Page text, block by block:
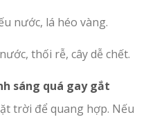
nước, lá héo vàng.
thối rễ, cây dễ chết.
sáng quá gay gắt
trời để quang hợp. Nếu